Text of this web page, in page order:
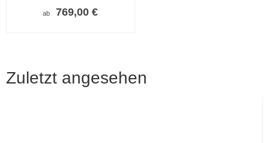
ab 769,00 €
Zuletzt angesehen